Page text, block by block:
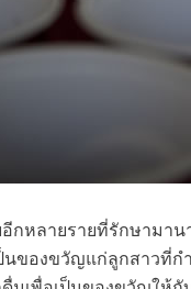
กหลายรายที่รักษาม
นของขวัญแก่ลูกสาวที่